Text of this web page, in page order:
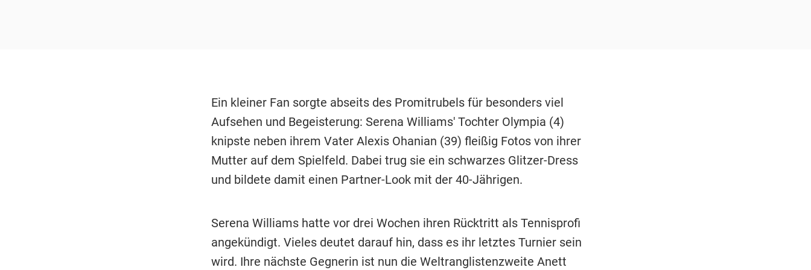
Ein kleiner Fan sorgte abseits des Promitrubels für besonders viel
Aufsehen und Begeisterung: Serena Williams' Tochter Olympia (4)
knipste neben ihrem Vater Alexis Ohanian (39) fleißig Fotos von ihrer
Mutter auf dem Spielfeld. Dabei trug sie ein schwarzes Glitzer-Dress
und bildete damit einen Partner-Look mit der 40-Jährigen.
Serena Williams hatte vor drei Wochen ihren Rücktritt als Tennisprofi
angekündigt. Vieles deutet darauf hin, dass es ihr letztes Turnier sein
wird. Ihre nächste Gegnerin ist nun die Weltranglistenzweite Anett